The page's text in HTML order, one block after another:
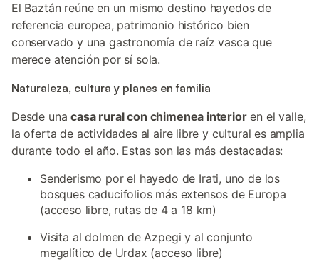
El Baztán reúne en un mismo destino hayedos de
referencia europea, patrimonio histórico bien
conservado y una gastronomía de raíz vasca que
merece atención por sí sola.
Naturaleza, cultura y planes en familia
Desde unacasa rural con chimenea interioren el valle,
la oferta de actividades al aire libre y cultural es amplia
durante todo el año. Estas son las más destacadas:
Senderismo por el hayedo de Irati, uno de los
bosques caducifolios más extensos de Europa
(acceso libre, rutas de 4 a 18 km)
Visita al dolmen de Azpegi y al conjunto
megalítico de Urdax (acceso libre)